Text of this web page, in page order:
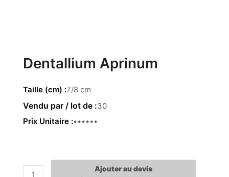
Dentallium Aprinum
Taille (cm) 7/8 cm
30
Prix Unitaire 0.80 €
quantité
Ajouter au devis